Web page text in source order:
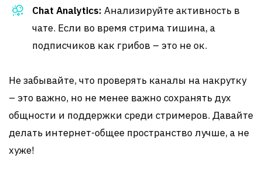
Chat Analytics: Анализируйте активность в
чате. Если во время стрима тишина, а
подписчиков как грибов – это не ок.
Не забывайте, что проверять каналы на накрутку
– это важно, но не менее важно сохранять дух
общности и поддержки среди стримеров. Давайте
делать интернет-общее пространство лучше, а не
хуже!